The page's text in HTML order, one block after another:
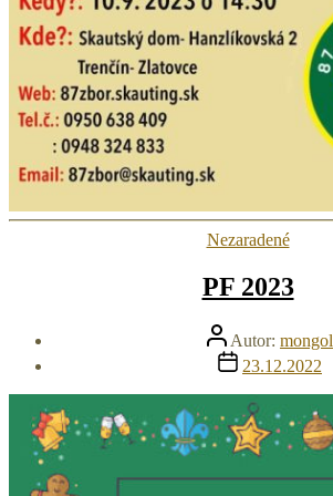
Kategórie
Nezaradené
PF 2023
Autor
článku
Autor: mongol
Dátum
článku
23.12.2022